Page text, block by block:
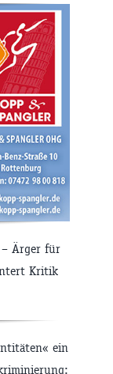
Ärger für
Kritik
ein